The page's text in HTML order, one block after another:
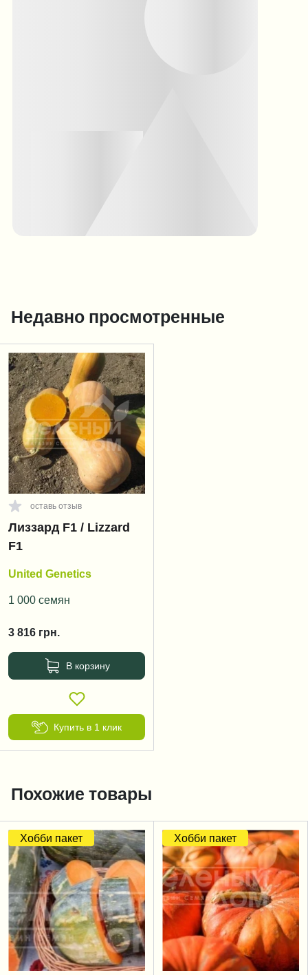
Недавно просмотренные
оставь отзыв
Лиззард F1 / Lizzard
F1
United Genetics
1 000 семян
3 816 грн.
В корзину
Купить в 1 клик
Похожие товары
Хобби пакет Хобби пакет